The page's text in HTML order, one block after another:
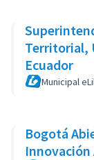
Territorial,
Ecuador
Municipal
Bogotá
Innovación